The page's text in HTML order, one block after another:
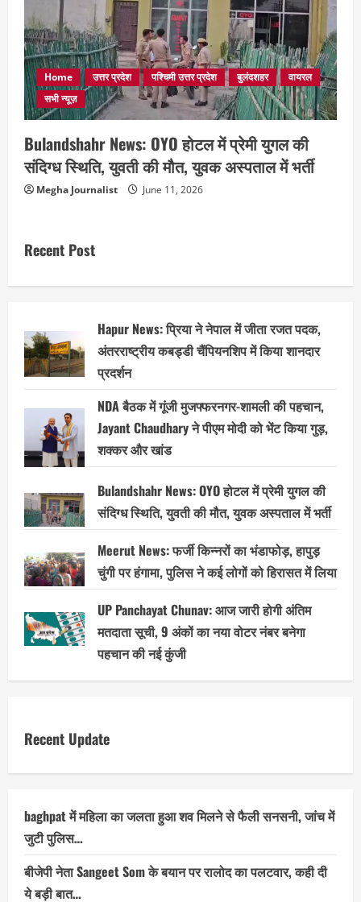
Home उत्तर प्रदेश पश्चिमी उत्तर प्रदेश बुलंदशहर
वायरल
सभी न्यूज़
Bulandshahr News: OYO होटल में प्रेमी युगल की
संदिग्ध स्थिति, युवती की मौत, युवक अस्पताल में भर्ती
Megha Journalist June 11, 2026
Recent Post
Hapur News: प्रिया ने नेपाल में जीता रजत पदक,
अंतरराष्ट्रीय कबड्डी चैंपियनशिप में किया शानदार
प्रदर्शन
NDA बैठक में गूंजी मुजफ्फरनगर-शामली की पहचान,
Jayant Chaudhary ने पीएम मोदी को भेंट किया गुड़,
शक्कर और खांड
Bulandshahr News: OYO होटल में प्रेमी युगल की
संदिग्ध स्थिति, युवती की मौत, युवक अस्पताल में भर्ती
Meerut News: फर्जी किन्नरों का भंडाफोड़, हापुड़
चुंगी पर हंगामा, पुलिस ने कई लोगों को हिरासत में लिया
UP Panchayat Chunav: आज जारी होगी अंतिम
मतदाता सूची, 9 अंकों का नया वोटर नंबर बनेगा
पहचान की नई कुंजी
Recent Update
baghpat में महिला का जलता हुआ शव मिलने से फैली सनसनी, जांच में
जुटी पुलिस…
बीजेपी नेता Sangeet Som के बयान पर रालोद का पलटवार, कही दी
ये बड़ी बात…